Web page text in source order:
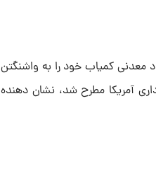
معدنی کمیاب خود را به واشنگتن
آمریکا مطرح شد، نشان دهنده